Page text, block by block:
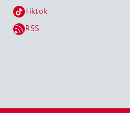
Tiktok
RSS